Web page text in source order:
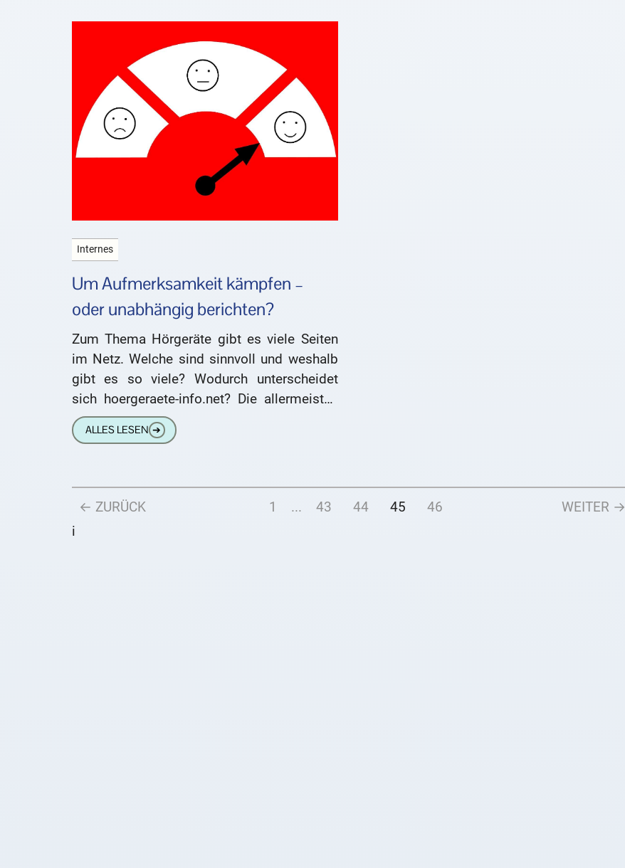
Internes
Um Aufmerksamkeit kämpfen –
oder unabhängig berichten?
Zum Thema Hörgeräte gibt es viele Seiten
im Netz. Welche sind sinnvoll und weshalb
gibt es so viele? Wodurch unterscheidet
sich hoergeraete-info.net? Die allermeisten
Seiten zum Thema Hörgeräte werden von
ALLES LESEN ➔
← ZURÜCK 1 ... 43 44 45 46
WEITER →
i